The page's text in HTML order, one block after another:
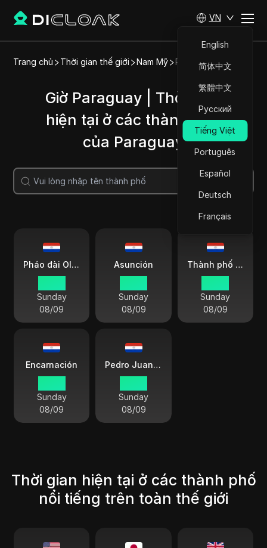
VN
English
简体中文
繁體中文
Русский
Tiếng Việt
Português
Español
Deutsch
Français
Trang chủ Thời gian thế giới Nam Mỹ Paraguay
Giờ Paraguay | Thời gian
hiện tại ở các thành phố
của Paraguay
Tìm kiếm
Pháo đài Olympus
Sunday
08/09
Asunción
Sunday
08/09
Thành phố phương Đông
Sunday
08/09
Encarnación
Sunday
08/09
Pedro Juan Caballero
Sunday
08/09
Thời gian hiện tại ở các thành phố
nổi tiếng trên toàn thế giới